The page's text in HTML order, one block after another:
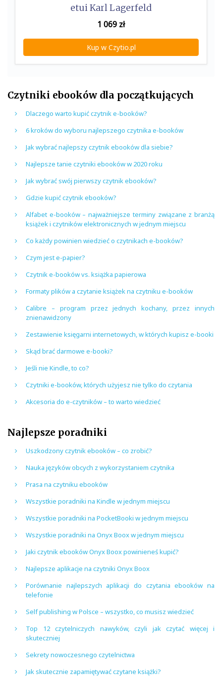
etui Karl Lagerfeld
1 069 zł
Kup w Czytio.pl
Czytniki ebooków dla początkujących
Dlaczego warto kupić czytnik e-booków?
6 kroków do wyboru najlepszego czytnika e-booków
Jak wybrać najlepszy czytnik ebooków dla siebie?
Najlepsze tanie czytniki ebooków w 2020 roku
Jak wybrać swój pierwszy czytnik ebooków?
Gdzie kupić czytnik ebooków?
Alfabet e-booków – najważniejsze terminy związane z branżą
książek i czytników elektronicznych w jednym miejscu
Co każdy powinien wiedzieć o czytnikach e-booków?
Czym jest e-papier?
Czytnik e-booków vs. książka papierowa
Formaty plików a czytanie książek na czytniku e-booków
Calibre – program przez jednych kochany, przez innych
znienawidzony
Zestawienie księgarni internetowych, w których kupisz e-booki
Skąd brać darmowe e-booki?
Jeśli nie Kindle, to co?
Czytniki e-booków, których użyjesz nie tylko do czytania
Akcesoria do e-czytników – to warto wiedzieć
Najlepsze poradniki
Uszkodzony czytnik ebooków – co zrobić?
Nauka języków obcych z wykorzystaniem czytnika
Prasa na czytniku ebooków
Wszystkie poradniki na Kindle w jednym miejscu
Wszystkie poradniki na PocketBooki w jednym miejscu
Wszystkie poradniki na Onyx Boox w jednym miejscu
Jaki czytnik ebooków Onyx Boox powinieneś kupić?
Najlepsze aplikacje na czytniki Onyx Boox
Porównanie najlepszych aplikacji do czytania ebooków na
telefonie
Self publishing w Polsce – wszystko, co musisz wiedzieć
Top 12 czytelniczych nawyków, czyli jak czytać więcej i
skuteczniej
Sekrety nowoczesnego czytelnictwa
Jak skutecznie zapamiętywać czytane książki?